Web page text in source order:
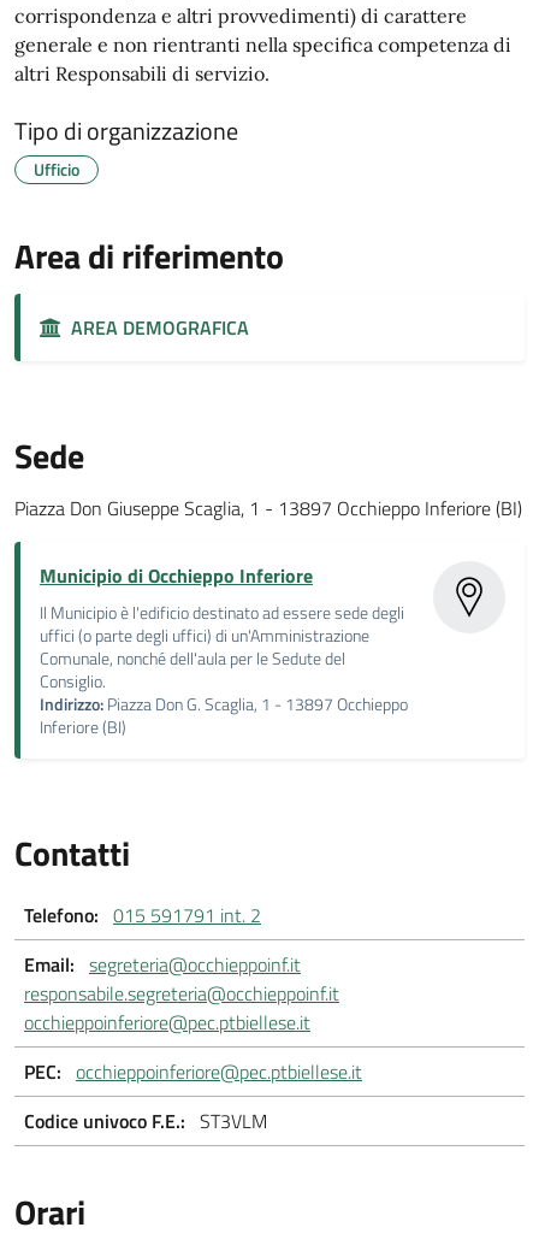
corrispondenza e altri provvedimenti) di carattere
generale e non rientranti nella specifica competenza di
altri Responsabili di servizio.
Tipo di organizzazione
Ufficio
Area di riferimento
AREA DEMOGRAFICA
Sede
Piazza Don Giuseppe Scaglia, 1 - 13897 Occhieppo Inferiore (BI)
Municipio di Occhieppo Inferiore
Il Municipio è l'edificio destinato ad essere sede degli
uffici (o parte degli uffici) di un'Amministrazione
Comunale, nonché dell'aula per le Sedute del
Consiglio.
Indirizzo:Piazza Don G. Scaglia, 1 - 13897 Occhieppo
Inferiore (BI)
Contatti
Telefono: 015 591791 int. 2
Email: segreteria@occhieppoinf.it
responsabile.segreteria@occhieppoinf.it
occhieppoinferiore@pec.ptbiellese.it
PEC: occhieppoinferiore@pec.ptbiellese.it
Codice univoco F.E.: ST3VLM
Orari